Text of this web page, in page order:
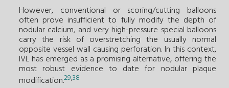
However, conventional or scoring/cutting balloons
often prove insufficient to fully modify the depth of
nodular calcium, and very high-pressure special balloons
carry the risk of overstretching the usually normal
opposite vessel wall causing perforation. In this context,
IVL has emerged as a promising alternative, offering the
most robust evidence to date for nodular plaque
modification.29,38